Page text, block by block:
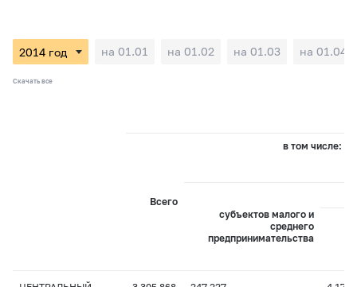
на 01.01 на 01.02 на 01.03 на 01.04
Скачать все
Всего
в том числе:
субъектов малого и
среднего
предпринимательства